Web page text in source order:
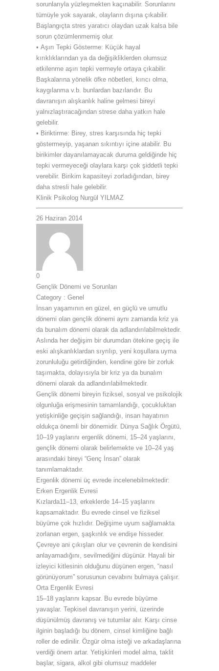
sorunlarıyla yüzleşmekten kaçınabilir. Sorunlarını
tümüyle yok sayarak, olayların dışına çıkabilir.
Başlangıçta stres yaratıcı olaydan uzak kalsa bile
sorun çözümlenmemiş olur.
• Aşırı Tepki Gösterme: Küçük hayal
kırıklıklarından ya da değişikliklerden olumsuz
etkilenme aşırı tepki vermeyle ortaya çıkabilir.
Başkalarına yönelik öfke nöbetleri, kırıcı olma,
kaygılanma v.b. bunlardan bazılarıdır. Bu
davranışın alışkanlık haline gelmesi bireyi
yalnızlaştıracağından strese daha yatkın hale
gelebilir.
• Biriktirme: Birey, stres karşısında hiç tepki
göstermeyip, yaşanan sıkıntıyı içine atabilir. Bu
birikimler dayanılamayacak duruma geldiğinde hiç
tepki vermeyeceği olaylara karşı çok şiddetli tepki
verebilir. Birikim kapasiteyi zorladığından, birey
daha stresli hale gelebilir.
Klinik Psikolog Nurgül YILMAZ
26 Haziran 2014
0
Gençlik Dönemi ve Sorunları
Category : Genel
İnsan yaşamının en güzel, en güçlü ve umutlu
dönemi olan gençlik dönemi aynı zamanda kriz ya
da bunalım dönemi olarak da adlandırılabilmektedir.
Aslında her değişim bir durumdan ötekine geçiş ile
eski alışkanlıklardan sıyrılıp, yeni koşullara uyma
zorunluluğu getirdiğinden, kendine göre bir zorluk
taşımakta, dolayısıyla bir kriz ya da bunalım
dönemi olarak da adlandırılabilmektedir.
Gençlik dönemi bireyin fiziksel, sosyal ve psikolojik
olgunluğa erişmesinin tamamlandığı, çocukluktan
yetişkinliğe geçişin sağlandığı, insan hayatının
oldukça önemli bir dönemidir. Dünya Sağlık Örgütü,
10–19 yaşlarını ergenlik dönemi, 15–24 yaşlarını,
gençlik dönemi olarak belirlemekte ve 10–24 yaş
arasındaki bireyi “Genç İnsan” olarak
tanımlamaktadır.
Ergenlik dönemi üç evrede incelenebilmektedir:
Erken Ergenlik Evresi
Kızlarda11–13, erkeklerde 14–15 yaşlarını
kapsamaktadır. Bu evrede cinsel ve fiziksel
büyüme çok hızlıdır. Değişime uyum sağlamakta
zorlanan ergen, şaşkınlık ve endişe hisseder.
Çevreye ani çıkışları olur ve çevrenin de kendisini
anlayamadığını, sevilmediğini düşünür. Hayali bir
izleyici kitlesinin olduğunu düşünen ergen, “nasıl
görünüyorum” sorusunun cevabını bulmaya çalışır.
Orta Ergenlik Evresi
15–18 yaşlarını kapsar. Bu evrede büyüme
yavaşlar. Tepkisel davranışın yerini, üzerinde
düşünülmüş davranış ve tutumlar alır. Karşı cinse
ilginin başladığı bu dönem, cinsel kimliğine bağlı
roller de edinilir. Özgür olma isteği ve arkadaşlarına
verdiği önem artar. Yetişkinleri model alma, taklit
başlar, sigara, alkol gibi olumsuz maddeler